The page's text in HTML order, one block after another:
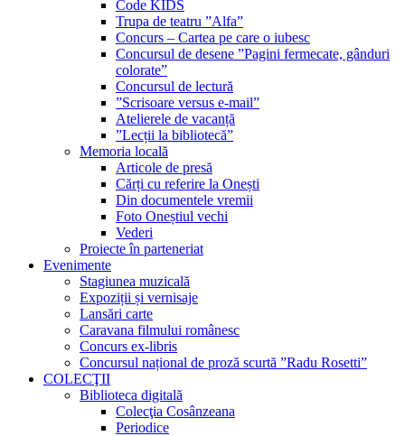
Code KIDS
Trupa de teatru ”Alfa”
Concurs – Cartea pe care o iubesc
Concursul de desene ”Pagini fermecate, gânduri
colorate”
Concursul de lectură
”Scrisoare versus e-mail”
Atelierele de vacanță
”Lecții la bibliotecă”
Memoria locală
Articole de presă
Cărți cu referire la Onești
Din documentele vremii
Foto Oneștiul vechi
Vederi
Proiecte în parteneriat
Evenimente
Stagiunea muzicală
Expoziții și vernisaje
Lansări carte
Caravana filmului românesc
Concurs ex-libris
Concursul național de proză scurtă ”Radu Rosetti”
COLECŢII
Biblioteca digitală
Colecţia Cosânzeana
Periodice